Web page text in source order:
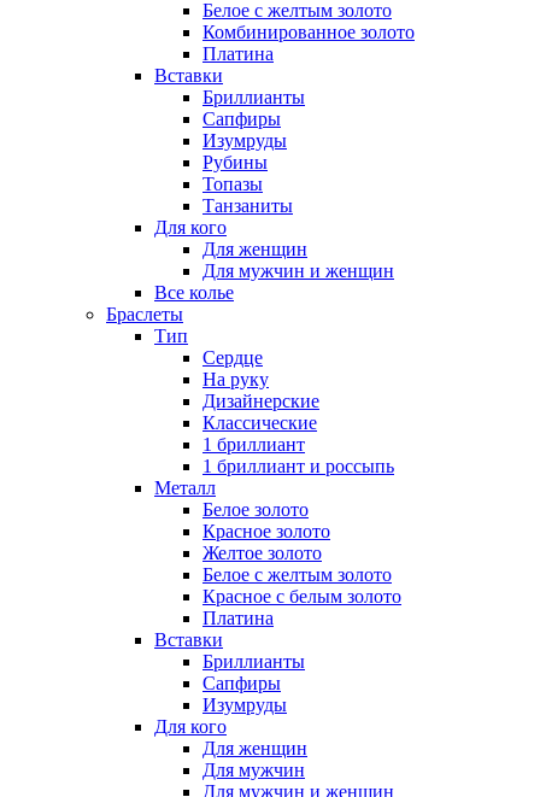
Белое с желтым золото
Комбинированное золото
Платина
Вставки
Бриллианты
Сапфиры
Изумруды
Рубины
Топазы
Танзаниты
Для кого
Для женщин
Для мужчин и женщин
Все колье
Браслеты
Тип
Сердце
На руку
Дизайнерские
Классические
1 бриллиант
1 бриллиант и россыпь
Металл
Белое золото
Красное золото
Желтое золото
Белое с желтым золото
Красное с белым золото
Платина
Вставки
Бриллианты
Сапфиры
Изумруды
Для кого
Для женщин
Для мужчин
Для мужчин и женщин